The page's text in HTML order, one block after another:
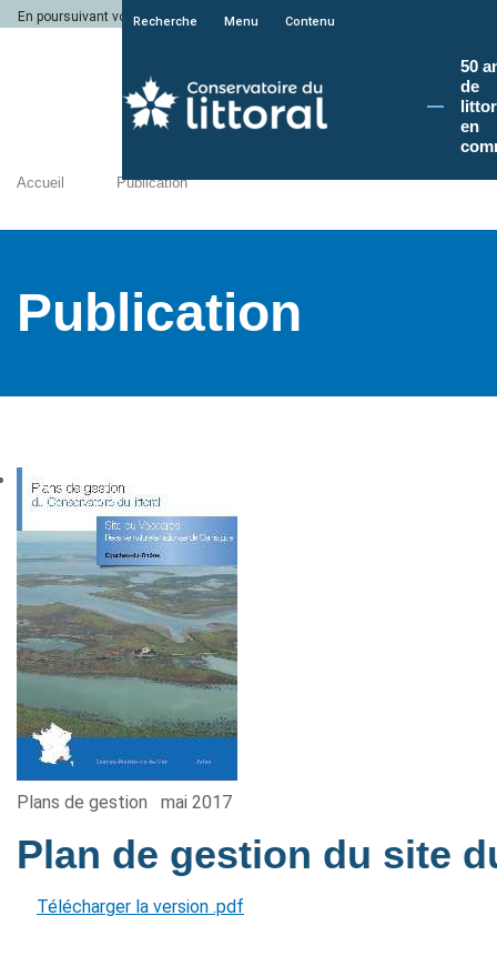
En poursuivant votre navigation sur le site du Conservatoire du littoral, vous
Recherche Menu Contenu
50
de
en
Accueil Publication
Publication
Plans de gestion mai 2017
Plan de gestion du site
Télécharger la version .pdf